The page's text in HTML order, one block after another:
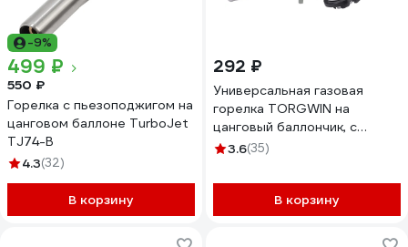
-9%
499 ₽
550 ₽
Горелка с пьезоподжигом на
цанговом баллоне TurboJet
TJ74-B
4.3(32)
В корзину
292 ₽
Универсальная газовая
горелка TORGWIN на
цанговый баллончик, с
пьезоподжигом T181160
3.6(35)
В корзину